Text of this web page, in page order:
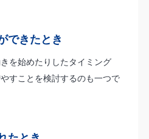
できたとき
を始めたりしたタイミング
すことを検討するのも一つで